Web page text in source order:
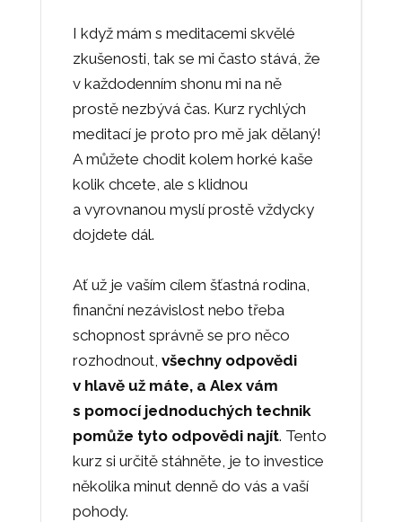
I když mám s meditacemi skvělé
zkušenosti, tak se mi často stává, že
v každodenním shonu mi na ně
prostě nezbývá čas. Kurz rychlých
meditací je proto pro mě jak dělaný!
A můžete chodit kolem horké kaše
kolik chcete, ale s klidnou
a vyrovnanou myslí prostě vždycky
dojdete dál.
Ať už je vaším cílem šťastná rodina,
finanční nezávislost nebo třeba
schopnost správně se pro něco
rozhodnout, všechny odpovědi
v hlavě už máte, a Alex vám
s pomocí jednoduchých technik
pomůže tyto odpovědi najít. Tento
kurz si určitě stáhněte, je to investice
několika minut denně do vás a vaší
pohody.